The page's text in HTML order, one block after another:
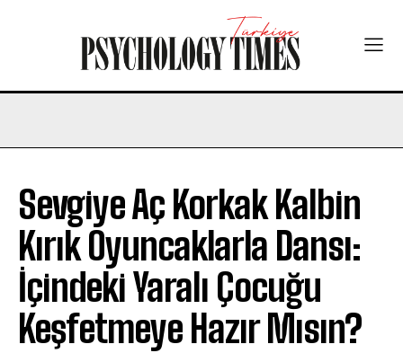
Sevgiye Aç Korkak Kalbin
Kırık Oyuncaklarla Dansı:
İçindeki Yaralı Çocuğu
Keşfetmeye Hazır Mısın?